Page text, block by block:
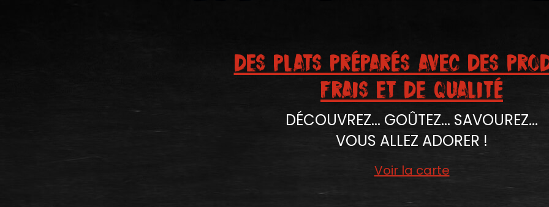
DES PLATS PRéPARéS AVEC DES
FRAIS ET DE QUALITé
DÉCOUVREZ... GOÛTEZ... SAVOUREZ...
VOUS ALLEZ ADORER !
Voir la carte